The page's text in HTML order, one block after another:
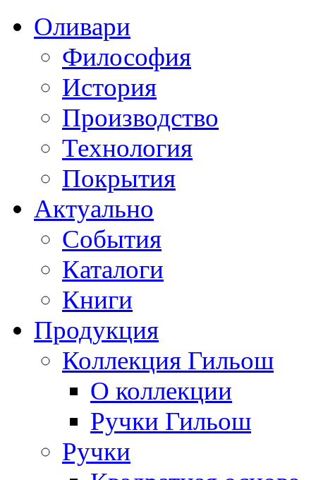
Оливари
Философия
История
Производство
Технология
Покрытия
Актуально
События
Каталоги
Книги
Продукция
Коллекция Гильош
О коллекции
Ручки Гильош
Ручки